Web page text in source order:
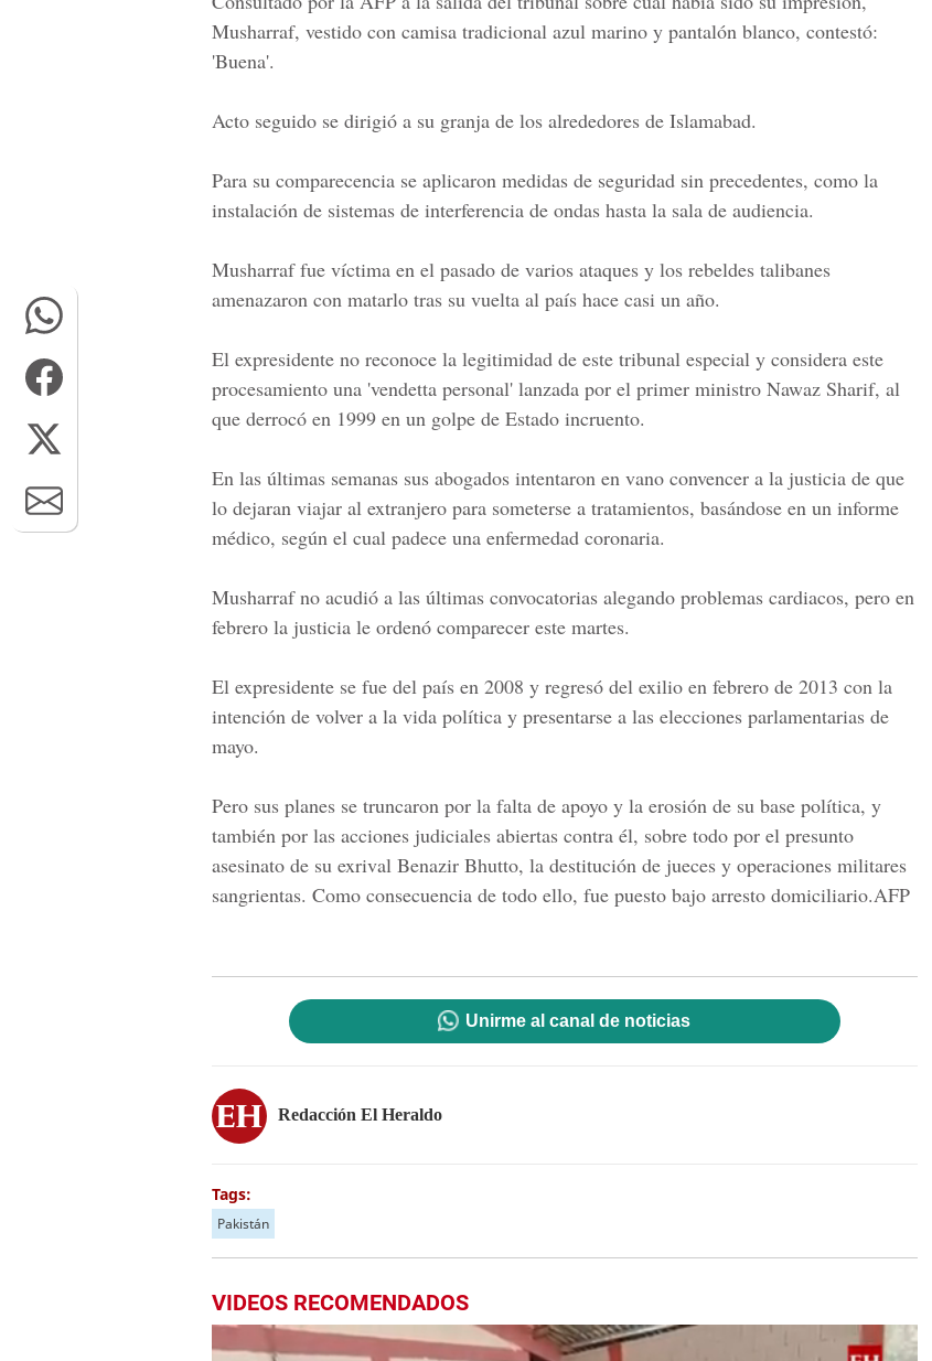
Musharraf, vestido con camisa tradicional azul marino y pantalón blanco, contestó:
'Buena'.
Acto seguido se dirigió a su granja de los alrededores de Islamabad.
Para su comparecencia se aplicaron medidas de seguridad sin precedentes, como la
instalación de sistemas de interferencia de ondas hasta la sala de audiencia.
Musharraf fue víctima en el pasado de varios ataques y los rebeldes talibanes
amenazaron con matarlo tras su vuelta al país hace casi un año.
El expresidente no reconoce la legitimidad de este tribunal especial y considera este
procesamiento una 'vendetta personal' lanzada por el primer ministro Nawaz Sharif, al
que derrocó en 1999 en un golpe de Estado incruento.
En las últimas semanas sus abogados intentaron en vano convencer a la justicia de que
lo dejaran viajar al extranjero para someterse a tratamientos, basándose en un informe
médico, según el cual padece una enfermedad coronaria.
Musharraf no acudió a las últimas convocatorias alegando problemas cardiacos, pero en
febrero la justicia le ordenó comparecer este martes.
El expresidente se fue del país en 2008 y regresó del exilio en febrero de 2013 con la
intención de volver a la vida política y presentarse a las elecciones parlamentarias de
mayo.
Pero sus planes se truncaron por la falta de apoyo y la erosión de su base política, y
también por las acciones judiciales abiertas contra él, sobre todo por el presunto
asesinato de su exrival Benazir Bhutto, la destitución de jueces y operaciones militares
sangrientas. Como consecuencia de todo ello, fue puesto bajo arresto domiciliario.AFP
Unirme al canal de noticias
Redacción El Heraldo
Tags:
Pakistán
VIDEOS RECOMENDADOS